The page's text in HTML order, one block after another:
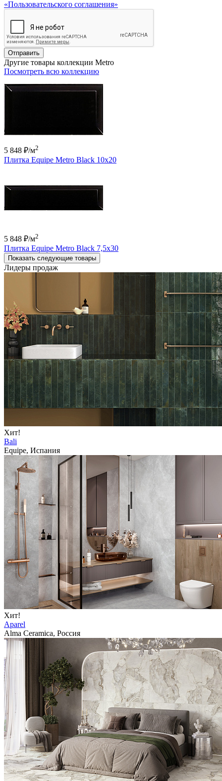
«Пользовательского соглашения»
Отправить
Другие товары коллекции Metro
Посмотреть всю коллекцию
5 848 ₽/м2
Плитка Equipe Metro Black 10x20
5 848 ₽/м2
Плитка Equipe Metro Black 7,5x30
Показать следующие товары
Лидеры продаж
Хит!
Bali
Equipe, Испания
Хит!
Aparel
Alma Ceramica, Россия